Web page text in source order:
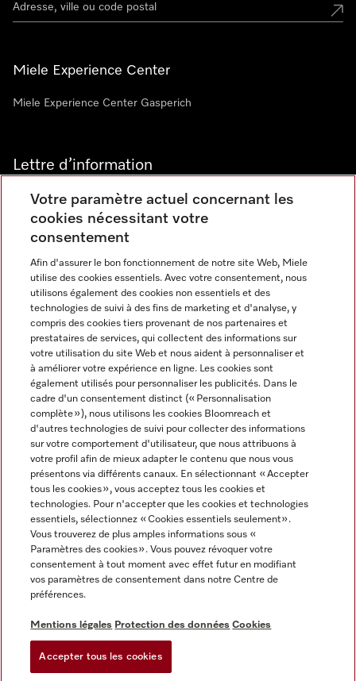
Miele Experience Center
Miele Experience Center Gasperich
Lettre d’information
Langue
FRANCAIS
Informations légales
CGV
Conditions d’utilisation
Déclaration d'accessibilité
Digital Services Act
Miele sur Instagram
Miele sur Youtube
Votre paramètre actuel concernant les
cookies nécessitant votre
consentement
Afin d'assurer le bon fonctionnement de notre site Web, Miele
utilise des cookies essentiels. Avec votre consentement, nous
utilisons également des cookies non essentiels et des
technologies de suivi à des fins de marketing et d'analyse, y
compris des cookies tiers provenant de nos partenaires et
prestataires de services, qui collectent des informations sur
votre utilisation du site Web et nous aident à personnaliser et
à améliorer votre expérience en ligne. Les cookies sont
également utilisés pour personnaliser les publicités. Dans le
cadre d'un consentement distinct (« Personnalisation
complète »), nous utilisons les cookies Bloomreach et
d'autres technologies de suivi pour collecter des informations
sur votre comportement d'utilisateur, que nous attribuons à
votre profil afin de mieux adapter le contenu que nous vous
présentons via différents canaux. En sélectionnant « Accepter
tous les cookies », vous acceptez tous les cookies et
technologies. Pour n'accepter que les cookies et technologies
essentiels, sélectionnez « Cookies essentiels seulement».
Vous trouverez de plus amples informations sous «
Paramètres des cookies ». Vous pouvez révoquer votre
consentement à tout moment avec effet futur en modifiant
vos paramètres de consentement dans notre Centre de
préférences.
Mentions légales Protection des données Cookies
Accepter tous les cookies